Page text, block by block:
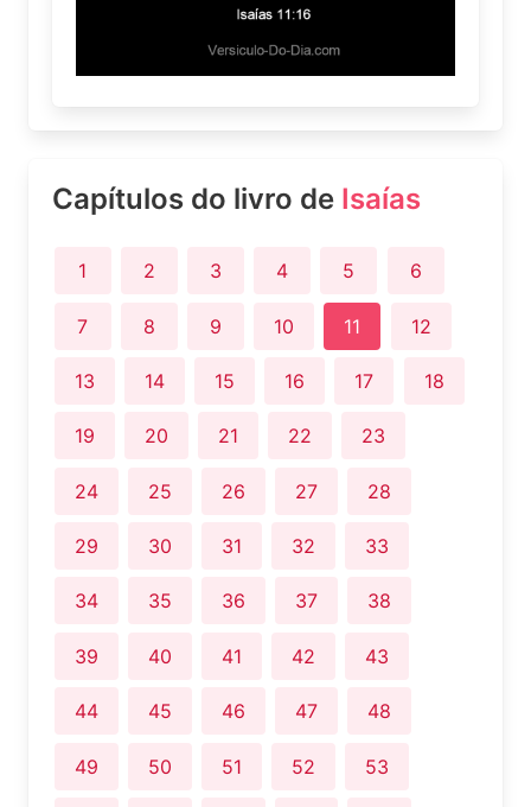
Capítulos do livro de Isaías
1 2 3 4 5 6
7 8 9 10 11 12
13 14 15 16 17 18
19 20 21 22 23
24 25 26 27 28
29 30 31 32 33
34 35 36 37 38
39 40 41 42 43
44 45 46 47 48
49 50 51 52 53